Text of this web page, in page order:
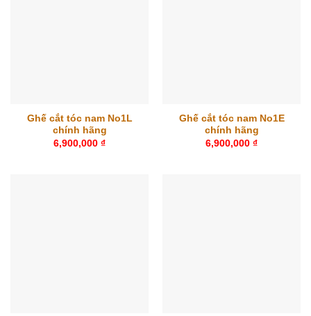
Ghế cắt tóc nam No1L
chính hãng
6,900,000 ₫
Ghế cắt tóc nam No1E
chính hãng
6,900,000 ₫